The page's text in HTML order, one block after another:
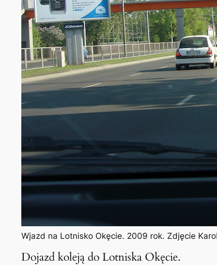
Wjazd na Lotnisko Okęcie. 2009 rok. Zdjęcie
Dojazd koleją do Lotniska Okęcie.